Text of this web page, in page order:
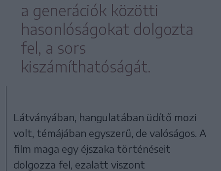
a generációk közötti
hasonlóságokat dolgozta
fel, a sors
kiszámíthatóságát.
Látványában, hangulatában üdítő mozi
volt, témájában egyszerű, de valóságos. A
film maga egy éjszaka történéseit
dolgozza fel, ezalatt viszont